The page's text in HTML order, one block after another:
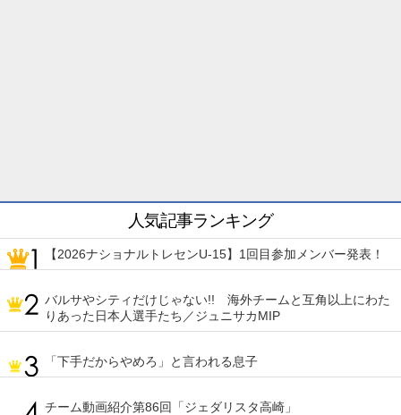
人気記事ランキング
【2026ナショナルトレセンU-15】1回目参加メンバー発表！
バルサやシティだけじゃない!! 海外チームと互角以上にわた
りあった日本人選手たち／ジュニサカMIP
「下手だからやめろ」と言われる息子
チーム動画紹介第86回「ジェダリスタ高崎」